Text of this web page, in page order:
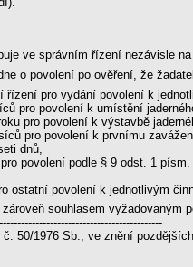
ve správním řízení nezávisle
o povolení po ověření, že
řízení pro vydání povolení k
pro povolení k umístění
pro povolení k výstavbě
pro povolení k prvnímu
dnů,
povolení podle § 9 odst. 1
ostatní povolení k jednotlivým
souhlasem vyžadovaným
č. 50/1976 Sb., ve znění